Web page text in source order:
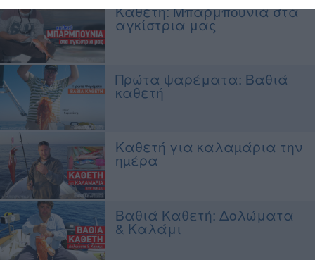
Καθετή: Μπαρμπούνια στα
αγκίστρια μας
Πρώτα ψαρέματα: Βαθιά
καθετή
Καθετή για καλαµάρια την
ηµέρα
Βαθιά Καθετή: Δολώματα
& Καλάμι